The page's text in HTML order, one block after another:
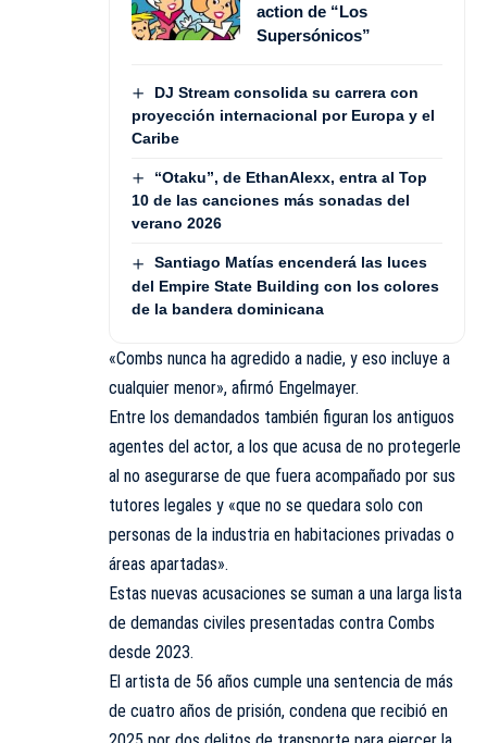
action de “Los
Supersónicos”
DJ Stream consolida su carrera con
proyección internacional por Europa y el
Caribe
“Otaku”, de EthanAlexx, entra al Top
10 de las canciones más sonadas del
verano 2026
Santiago Matías encenderá las luces
del Empire State Building con los colores
de la bandera dominicana
«Combs nunca ha agredido a nadie, y eso incluye a
cualquier menor», afirmó Engelmayer.
Entre los demandados también figuran los antiguos
agentes del actor, a los que acusa de no protegerle
al no asegurarse de que fuera acompañado por sus
tutores legales y «que no se quedara solo con
personas de la industria en habitaciones privadas o
áreas apartadas».
Estas nuevas acusaciones se suman a una larga lista
de demandas civiles presentadas contra Combs
desde 2023.
El artista de 56 años cumple una sentencia de más
de cuatro años de prisión, condena que recibió en